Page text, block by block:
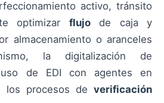
activo, tránsito
optimizar flujode caja y
almacenamiento o aranceles
la digitalización de
de EDI con agentes en
los procesos de verificación